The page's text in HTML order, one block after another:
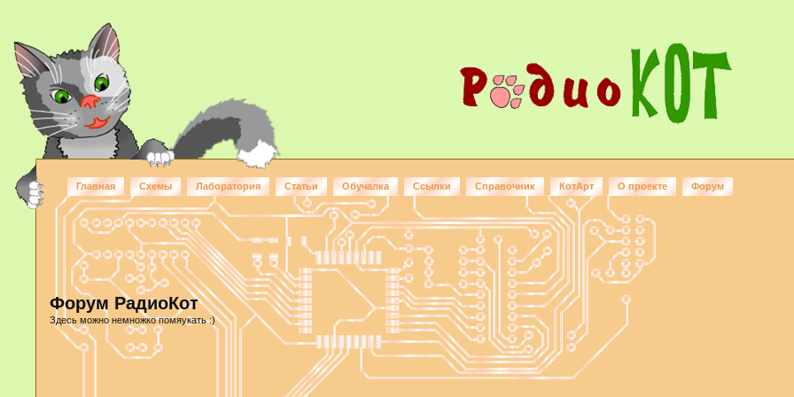
Главная Схемы Лаборатория Статьи Обучалка Ссылки Справочник КотАрт О проекте Форум
Форум РадиоКот
Здесь можно немножко помяукать :)